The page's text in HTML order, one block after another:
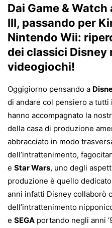
Dai Game &
III, passando per
Nintendo Wii:
dei classici Disney
videogiochi!
Oggigiorno pensando a
di andare col pensiero a tutti
hanno accompagnato la
della casa di produzione
abbracciato in modo
dell’intrattenimento,
e Star Wars, uno degli
produzione è quello
anni infatti Disney collaborò
dell’intrattenimento
e SEGA portando negli anni